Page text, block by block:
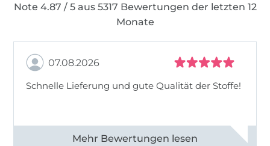
Note 4.87 / 5 aus 5317 Bewertungen der letzten 12
Monate
07.08.2026
Schnelle Lieferung und gute Qualität der Stoffe!
Alle 82990 Bewertungen ansehen